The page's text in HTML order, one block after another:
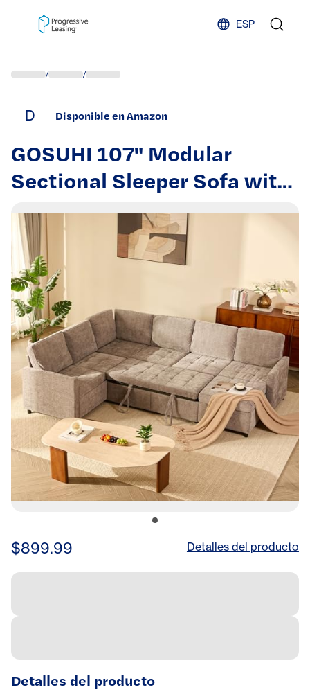
ESP
/ /
D Disponible en Amazon
GOSUHI 107" Modular
Sectional Sleeper Sofa with
Pull Out Bed, U Shaped
Sectional Couch with
Storage, Extra Wide & Deep
Seat Couches for Living
Room, Removable Sofa
Cover, Chenille, Slate
$899.99 Detalles del producto
Detalles del producto